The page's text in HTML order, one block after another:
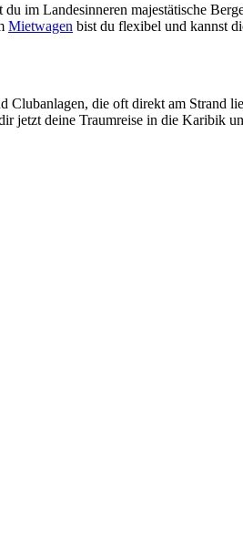
im Landesinneren majestätische
Mietwagen bist du flexibel und kannst
Clubanlagen, die oft direkt am Strand
jetzt deine Traumreise in die Karibik